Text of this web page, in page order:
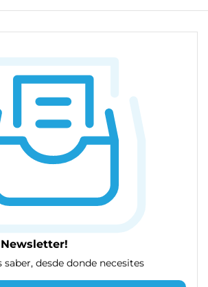
saber, desde donde necesites